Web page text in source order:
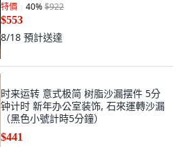
特價 40%$922
$553
8/18 預計送達
时来运转 意式极简 树脂沙漏摆件 5分
钟计时 新年办公室装饰, 石來運轉沙漏
（黑色小號計時5分鐘）
$441